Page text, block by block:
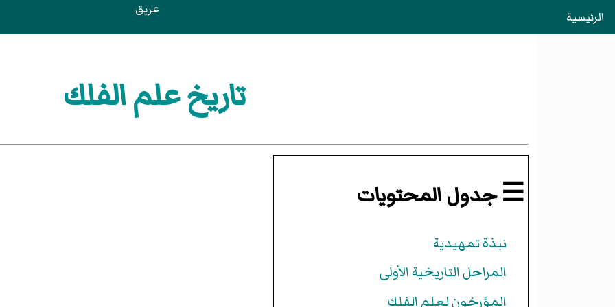
الرئيسية عريق
تاريخ علم الفلك
☰ جدول المحتويات
نبذة تمهيدية
المراحل التاريخية الأولى
المؤرخون لعلم الفلك